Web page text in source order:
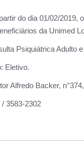
do dia 01/02/2019,
da Unimed
Psiquiátrica Adulto e
Eletivo.
Alfredo Backer,
/ 3583-2302